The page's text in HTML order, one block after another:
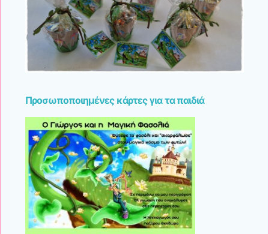
Προσωποποιημένες κάρτες για τα παιδιά